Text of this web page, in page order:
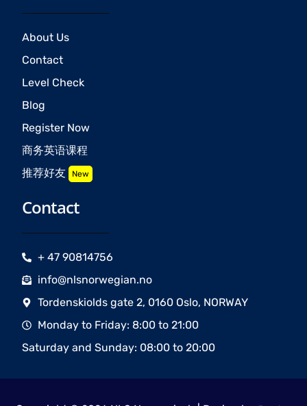
About Us
Contact
Level Check
Blog
Register Now
商务英语课程
推荐好友 New
Contact
+ 47 90814756
info@nlsnorwegian.no
Tordenskiolds gate 2, 0160 Oslo, NORWAY
Monday to Friday: 8:00 to 21:00
Saturday and Sunday: 08:00 to 20:00